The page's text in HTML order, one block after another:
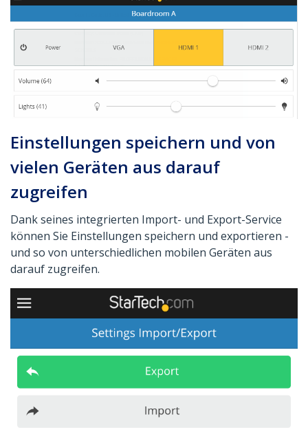
Einstellungen speichern und von
vielen Geräten aus darauf
zugreifen
Dank seines integrierten Import- und Export-Service
können Sie Einstellungen speichern und exportieren -
und so von unterschiedlichen mobilen Geräten aus
darauf zugreifen.